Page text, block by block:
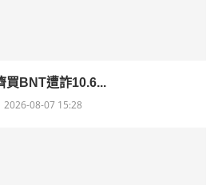
買BNT遭詐10.6...
2026-08-07 15:28